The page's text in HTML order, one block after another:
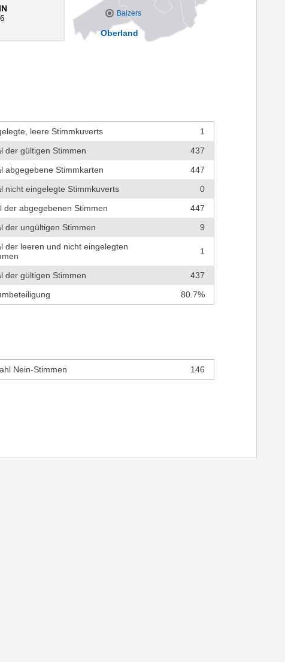
Balzers
Oberland
leere Stimmkuverts
1
der gültigen Stimmen
437
abgegebene Stimmkarten
447
nicht eingelegte Stimmkuverts
0
der abgegebenen Stimmen
447
der ungültigen Stimmen
9
der leeren und nicht eingelegten
1
der gültigen Stimmen
437
80.7%
Nein-Stimmen 146